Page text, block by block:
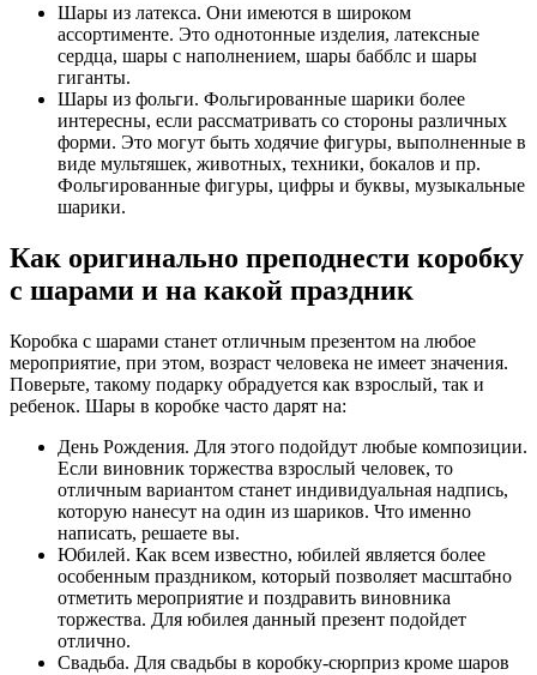
Шары из латекса. Они имеются в широком
ассортименте. Это однотонные изделия, латексные
сердца, шары с наполнением, шары бабблс и шары
гиганты.
Шары из фольги. Фольгированные шарики более
интересны, если рассматривать со стороны различных
форми. Это могут быть ходячие фигуры, выполненные в
виде мультяшек, животных, техники, бокалов и пр.
Фольгированные фигуры, цифры и буквы, музыкальные
шарики.
Как оригинально преподнести коробку
с шарами и на какой праздник
Коробка с шарами станет отличным презентом на любое
мероприятие, при этом, возраст человека не имеет значения.
Поверьте, такому подарку обрадуется как взрослый, так и
ребенок. Шары в коробке часто дарят на:
День Рождения. Для этого подойдут любые композиции.
Если виновник торжества взрослый человек, то
отличным вариантом станет индивидуальная надпись,
которую нанесут на один из шариков. Что именно
написать, решаете вы.
Юбилей. Как всем известно, юбилей является более
особенным праздником, который позволяет масштабно
отметить мероприятие и поздравить виновника
торжества. Для юбилея данный презент подойдет
отлично.
Свадьба. Для свадьбы в коробку-сюрприз кроме шаров